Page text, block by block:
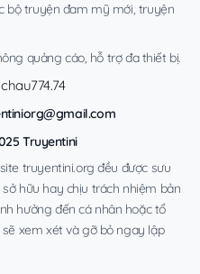
bộ truyện đam mỹ mới, truyện
quảng cáo, hỗ trợ đa thiết bị.
Truyentini
truyentini.org đều được sưu
hữu hay chịu trách nhiệm bản
hưởng đến cá nhân hoặc tổ
xem xét và gỡ bỏ ngay lập